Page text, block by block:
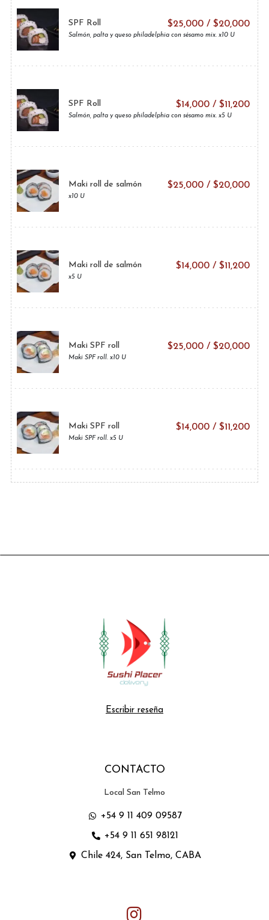
SPF Roll $25,000 /$20,000
Salmón, palta y queso philadelphia con sésamo mix. x10 U
SPF Roll $14,000 /$11,200
Salmón, palta y queso philadelphia con sésamo mix. x5 U
Maki roll de salmón $25,000 /$20,000
x10 U
Maki roll de salmón $14,000 /$11,200
x5 U
Maki SPF roll $25,000 /$20,000
Maki SPF roll. x10 U
Maki SPF roll $14,000 /$11,200
Maki SPF roll. x5 U
Escribir reseña
CONTACTO
Local San Telmo
+54 9 11 409 09587
+54 9 11 651 98121
Chile 424, San Telmo, CABA